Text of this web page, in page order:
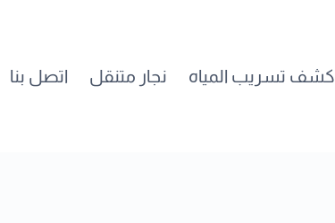
كشف تسريب المياه نجار متنقل اتصل بنا